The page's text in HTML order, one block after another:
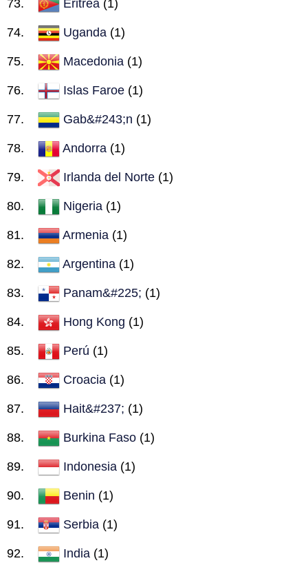
Eritrea (1)
Uganda (1)
Macedonia (1)
Islas Faroe (1)
Gab&#243;n (1)
Andorra (1)
Irlanda del Norte (1)
Nigeria (1)
Armenia (1)
Argentina (1)
Panam&#225; (1)
Hong Kong (1)
Perú (1)
Croacia (1)
Hait&#237; (1)
Burkina Faso (1)
Indonesia (1)
Benin (1)
Serbia (1)
India (1)